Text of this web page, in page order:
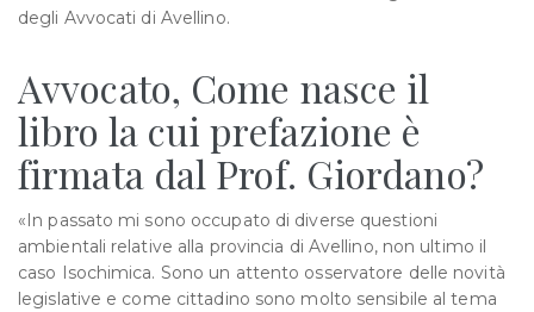
degli Avvocati di Avellino.
Avvocato, Come nasce il
libro la cui prefazione è
firmata dal Prof. Giordano?
«In passato mi sono occupato di diverse questioni
ambientali relative alla provincia di Avellino, non ultimo il
caso Isochimica. Sono un attento osservatore delle novità
legislative e come cittadino sono molto sensibile al tema